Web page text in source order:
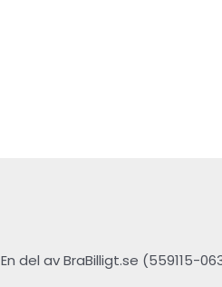
En del av BraBilligt.se (559115-